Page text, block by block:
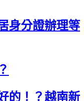
身分證辦理等
的！？越南新